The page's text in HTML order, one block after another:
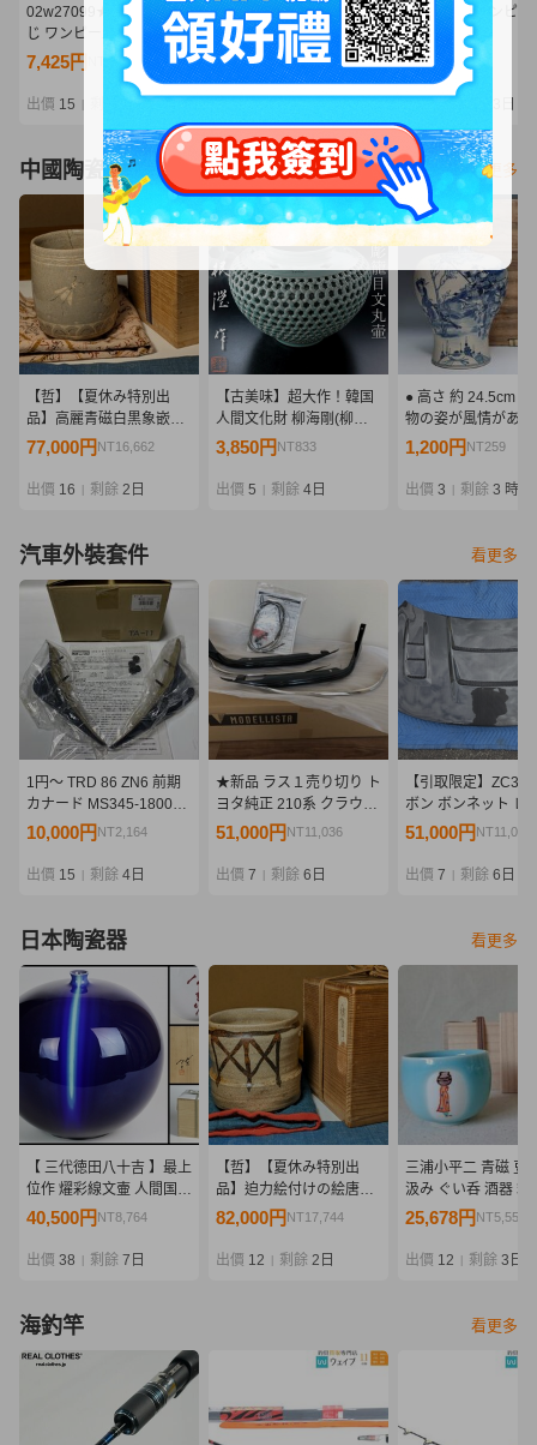
02w27099★1円~ 一番く
じ ワンピース -エルバフ
編- GIANT BASH!! Vol.1
ラストワン賞 ロキ ※未開
封 フィギュア 中古品【牛
7,425円 NT1,606
出價 15 2日
09/A370★ワンピース
Grandista -
MONKEY.D.LUFFY
GEAR5-Ⅲ モンキー・
D・ルフィ ギア5★フィ
ギュア★ニカ★バンダイ
★プライズ★未開封品
940円NT203
09/A360★ワンピー
Grandista -
マーシャル・D・テ
チ★黒ひげ★フィギ
ズ★未開封品
810円 NT175
中國陶瓷器 看更多
【哲】【夏休み特別出
品】高麗青磁白黒象嵌蜂
と菊花文筒茶碗（高麗時
77,000円 NT16,662
出價 16 剩餘 2日
【古美味】超大作！韓国
人間文化財 柳海剛(柳根
瀅)作 二重透彫籠目文丸
3,850円 NT833
出價 5 剩餘 4日
● 高さ 約 24.5cm 騎
物の姿が風情があ
良く描かれた 時代
馬人物文 花瓶・明
1,200円 NT259
出價 3 剩餘 3 時
汽車外裝套件 看更多
1円～ TRD 86 ZN6 前期
カナード MS345-18004
未使用
10,000円 NT2,164
出價 15 剩餘 4日
★新品 ラス１売り切り ト
ヨタ純正 210系 クラウン
マジェスタ モデリスタ フ
リップ バンパー 素地
51,000円 NT11,036
出價 7 剩餘 6日
【引取限定】
ボン ボンネット レ
バー付き グッドガン
51,000円 NT11,036
出價 7 剩餘 6日
日本陶瓷器 看更多
【 三代徳田八十吉 】最上
位作 燿彩線文壷 人間国宝
共箱 保証
40,500円 NT8,764
出價 38 剩餘 7日
【哲】【夏休み特別出
品】迫力絵付けの絵唐津
筒茶碗（伝世・桃山時
82,000円 NT17,744
出價 12 剩餘 2日
三浦小平二 青磁 豆
汲み ぐい呑 酒器 箱
25,678円 NT5,556
出價 12 剩餘 3日
海釣竿 看更多